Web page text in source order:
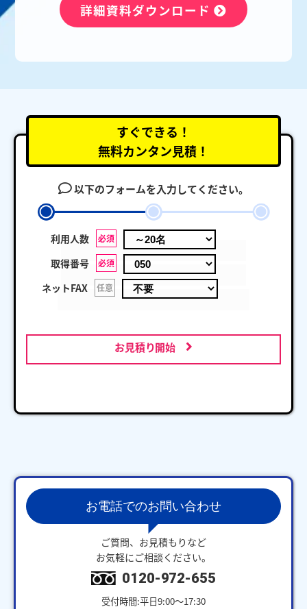
詳細資料ダウンロード
すぐできる！
無料カンタン見積！
以下のフォームを入力してください。
利用人数 必須
取得番号 必須
ネットFAX 任意
お見積り開始
お電話でのお問い合わせ
ご質問、お見積もりなど
お気軽にご相談ください。
0120-972-655
受付時間:平日9:00～17:30